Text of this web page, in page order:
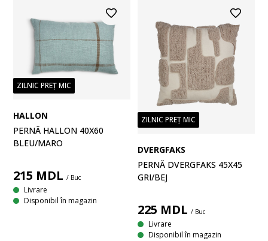
ZILNIC PREȚ MIC
HALLON
PERNĂ HALLON 40X60
BLEU/MARO
215 MDL / Buc
Livrare
Disponibil în magazin
ZILNIC PREȚ MIC
DVERGFAKS
PERNĂ DVERGFAKS 45X45
GRI/BEJ
225 MDL / Buc
Livrare
Disponibil în magazin